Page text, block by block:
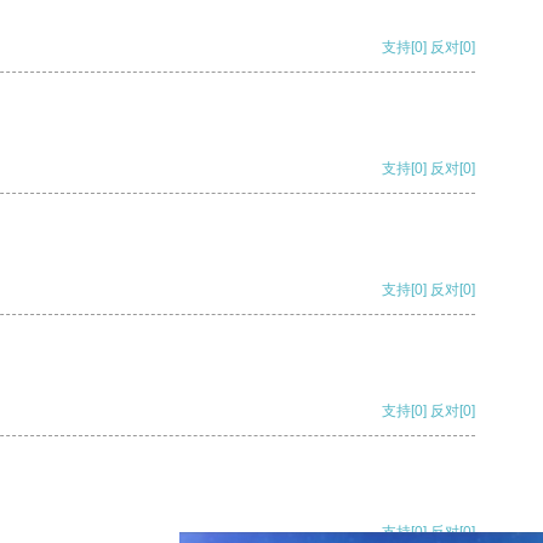
支持[0] 反对[0]
支持[0] 反对[0]
支持[0] 反对[0]
支持[0] 反对[0]
支持[0] 反对[0]